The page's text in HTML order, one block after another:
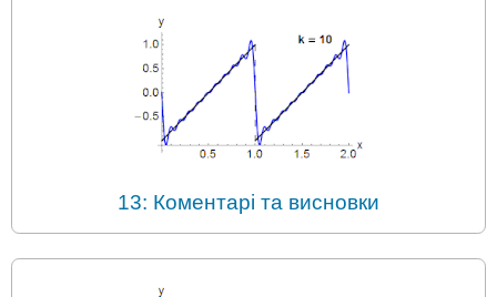
13: Коментарі та висновки